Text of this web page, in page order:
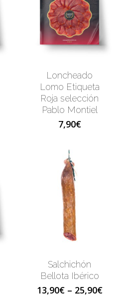
No
Loncheado
Lomo Etiqueta
Roja selección
Pablo Montiel
7,90€
Salchichón
Bellota Ibérico
13,90€– 25,90€